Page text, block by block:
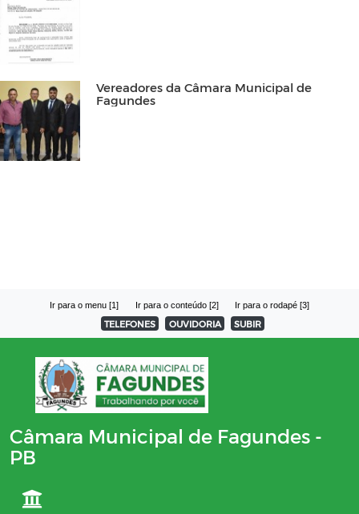
Vereadores da Câmara Municipal de
Fagundes
Ir para o menu [1] Ir para o conteúdo [2] Ir para o rodapé [3]
TELEFONES OUVIDORIA SUBIR
Câmara Municipal de Fagundes -
PB